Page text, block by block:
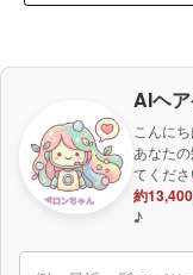
AIヘ
こんに
あなた
てくださ
約
♪